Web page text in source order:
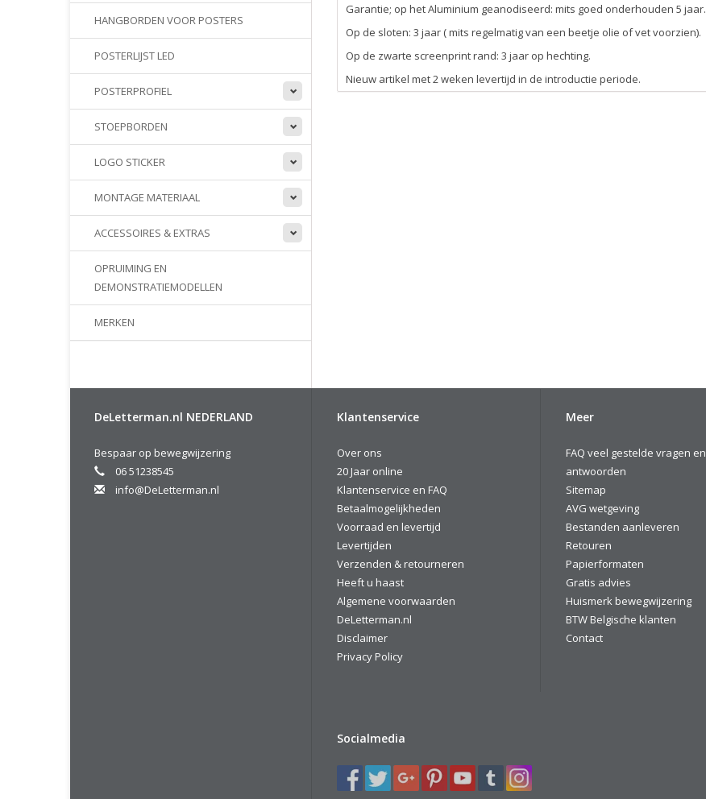
HANGBORDEN VOOR POSTERS
POSTERLIJST LED
POSTERPROFIEL
STOEPBORDEN
LOGO STICKER
MONTAGE MATERIAAL
ACCESSOIRES & EXTRAS
OPRUIMING EN
DEMONSTRATIEMODELLEN
MERKEN
Garantie; op het Aluminium geanodiseerd: mits goed onderhouden 5 jaar.
Op de sloten: 3 jaar ( mits regelmatig van een beetje olie of vet voorzien).
Op de zwarte screenprint rand: 3 jaar op hechting.
Nieuw artikel met 2 weken levertijd in de introductie periode.
DeLetterman.nl NEDERLAND
Bespaar op bewegwijzering
06 51238545
info@DeLetterman.nl
Klantenservice
Over ons
20 Jaar online
Klantenservice en FAQ
Betaalmogelijkheden
Voorraad en levertijd
Levertijden
Verzenden & retourneren
Heeft u haast
Algemene voorwaarden
DeLetterman.nl
Disclaimer
Privacy Policy
Meer
FAQ veel gestelde vragen en
antwoorden
Sitemap
AVG wetgeving
Bestanden aanleveren
Retouren
Papierformaten
Gratis advies
Huismerk bewegwijzering
BTW Belgische klanten
Contact
Socialmedia